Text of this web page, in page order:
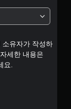
소유자가 작성하
세한 내용은
요.